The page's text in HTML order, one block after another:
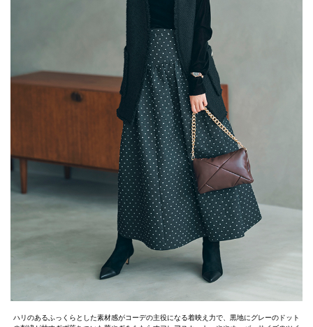
ハリのあるふっくらとした素材感がコーデの主役になる着映え力で、黒地にグレーのドット